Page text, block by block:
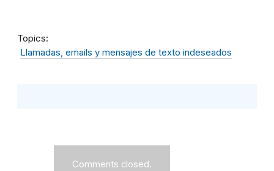
Topics
Llamadas, emails y mensajes de texto indeseados
Comments closed.